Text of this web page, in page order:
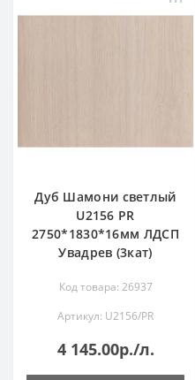
Дуб Шамони светлый
U2156 PR
2750*1830*16мм ЛДСП
Увадрев (3кат)
Код товара: 26937
Артикул: U2156/PR
4 145.00р./л.